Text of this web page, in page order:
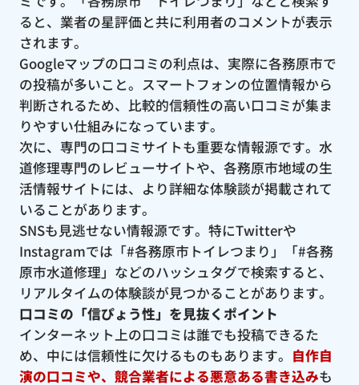
ると、業者の星評価と共に利用者のコメントが表示
されます。
Googleマップの口コミの利点は、実際に各務原市で
の投稿が多いこと。スマートフォンの位置情報から
判断されるため、比較的信頼性の高い口コミが集ま
りやすい仕組みになっています。
次に、専門の口コミサイトも重要な情報源です。水
道修理専門のレビューサイトや、各務原市地域の生
活情報サイトには、より詳細な体験談が掲載されて
いることがあります。
SNSも見逃せない情報源です。特にTwitterや
Instagramでは「#各務原市トイレつまり」「#各務
原市水道修理」などのハッシュタグで検索すると、
リアルタイムの体験談が見つかることがあります。
口コミの「信ぴょう性」を見抜くポイント
インターネット上の口コミは誰でも投稿できるた
め、中には信頼性に欠けるものもあります。 自作自
演の口コミや、競合業者による悪意ある書き込みも